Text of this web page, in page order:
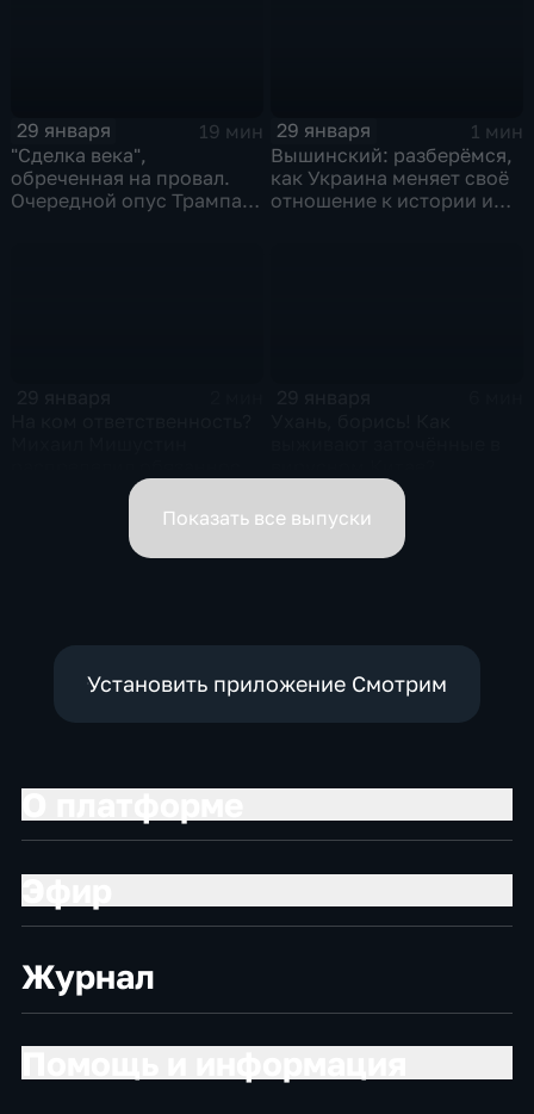
29 января
19 мин
"Сделка века",
обреченная на провал.
Очередной опус Трампа.
29 января
1 мин
Вышинский: разберёмся,
как Украина меняет своё
отношение к истории и
вице-премьеров
Показать все выпуски
Установить приложение Смотрим
Журнал